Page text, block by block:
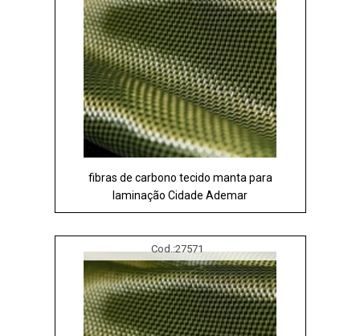
fibras de carbono tecido manta para
laminação Cidade Ademar
Cod.:27571